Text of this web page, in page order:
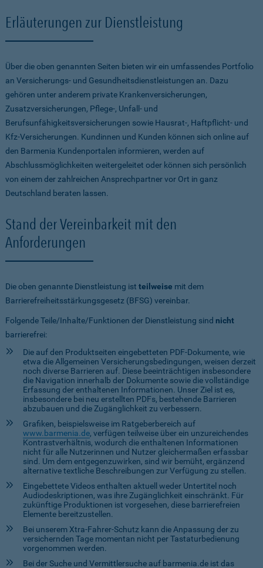
Erläuterungen zur Dienstleistung
Über die oben genannten Seiten bieten wir ein umfassendes Portfolio
an Versicherungs- und Gesundheitsdienstleistungen an. Dazu
gehören unter anderem private Krankenversicherungen,
Zusatzversicherungen, Pflege-, Unfall- und
Berufsunfähigkeitsversicherungen sowie Hausrat-, Haftpflicht- und
Kfz-Versicherungen. Kundinnen und Kunden können sich online auf
den Barmenia Kundenportalen informieren, werden auf
Abschlussmöglichkeiten weitergeleitet oder können sich persönlich
von einem der zahlreichen Ansprechpartner vor Ort in ganz
Deutschland beraten lassen.
Stand der Vereinbarkeit mit den
Anforderungen
Die oben genannte Dienstleistung ist teilweise mit dem
Barrierefreiheitsstärkungsgesetz (BFSG) vereinbar.
Folgende Teile/Inhalte/Funktionen der Dienstleistung sind nicht
barrierefrei:
Die auf den Produktseiten eingebetteten PDF-Dokumente, wie
etwa die Allgemeinen Versicherungsbedingungen, weisen derzeit
noch diverse Barrieren auf. Diese beeinträchtigen insbesondere
die Navigation innerhalb der Dokumente sowie die vollständige
Erfassung der enthaltenen Informationen. Unser Ziel ist es,
insbesondere bei neu erstellten PDFs, bestehende Barrieren
abzubauen und die Zugänglichkeit zu verbessern.
Grafiken, beispielsweise im Ratgeberbereich auf
www.barmenia.de, verfügen teilweise über ein unzureichendes
Kontrastverhältnis, wodurch die enthaltenen Informationen
nicht für alle Nutzerinnen und Nutzer gleichermaßen erfassbar
sind. Um dem entgegenzuwirken, sind wir bemüht, ergänzend
alternative textliche Beschreibungen zur Verfügung zu stellen.
Eingebettete Videos enthalten aktuell weder Untertitel noch
Audiodeskriptionen, was ihre Zugänglichkeit einschränkt. Für
zukünftige Produktionen ist vorgesehen, diese barrierefreien
Elemente bereitzustellen.
Bei unserem Xtra-Fahrer-Schutz kann die Anpassung der zu
versichernden Tage momentan nicht per Tastaturbedienung
vorgenommen werden.
Bei der Suche und Vermittlersuche auf barmenia.de ist das